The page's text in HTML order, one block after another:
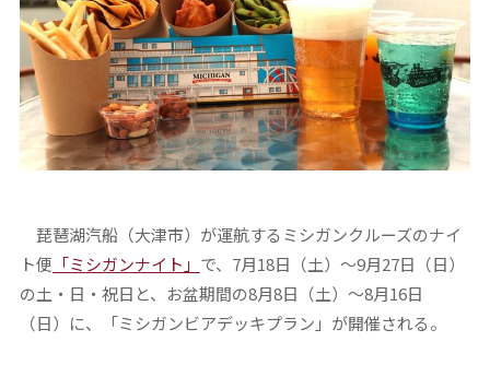
琵琶湖汽船（大津市）が運航するミシガンクルーズのナイ
ト便 「ミシガンナイト」 で、7月18日（土）～9月27日（日）
の土・日・祝日と、お盆期間の8月8日（土）～8月16日
（日）に、「ミシガンビアデッキプラン」が開催される。